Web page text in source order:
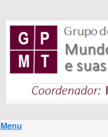
Pular para o conteúdo principal
Menu